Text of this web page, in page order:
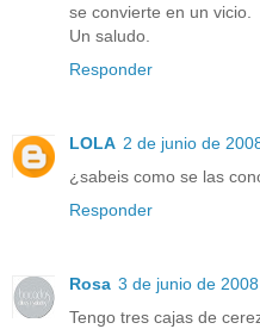
se convierte en un vicio.
Un saludo.
Responder
LOLA 2 de junio de
¿sabeis como se las
Responder
Rosa 3 de junio de
Tengo tres cajas de